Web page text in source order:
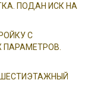
ПОДАН ИСК НА
С